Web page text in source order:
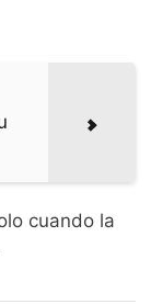
cuando la